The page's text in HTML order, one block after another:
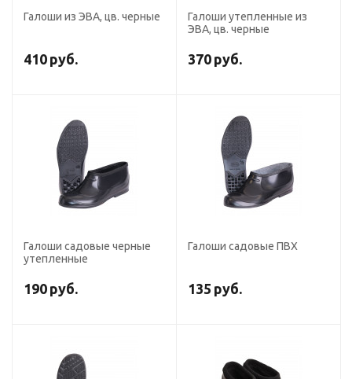
Галоши из ЭВА, цв. черные
410 руб.
Галоши утепленные из
ЭВА, цв. черные
370 руб.
Галоши садовые черные
утепленные
190 руб.
Галоши садовые ПВХ
135 руб.